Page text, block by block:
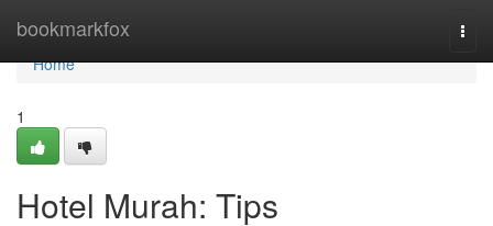
bookmarkfox
Home
Home
1
Hotel Murah: Tips